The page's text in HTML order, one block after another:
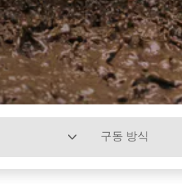
구동 방식